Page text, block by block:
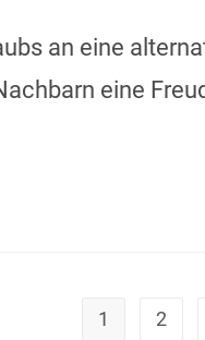
an eine
eine
1 2